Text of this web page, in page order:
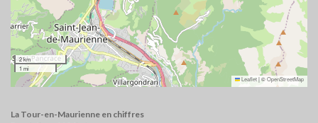
2 km
1 mi
Leaflet|©OpenStreetMap
La Tour-en-Maurienne en chiffres